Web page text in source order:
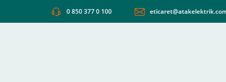
0 850 377 0 100